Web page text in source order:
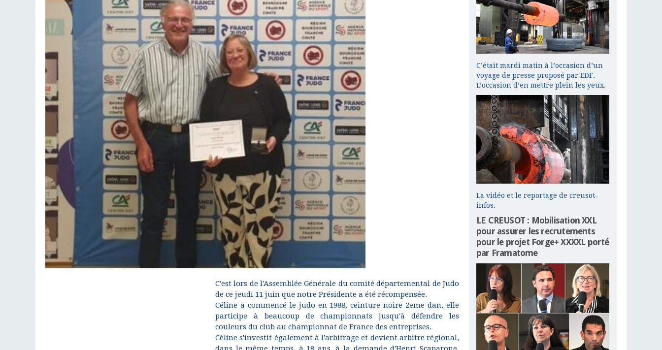
C'est lors de l'Assemblée Générale du comité départemental de Judo
de ce jeudi 11 juin que notre Présidente a été récompensée.
Céline a commencé le judo en 1988, ceinture noire 2eme dan, elle
participe à beaucoup de championnats jusqu'à défendre les
couleurs du club au championnat de France des entreprises.
Céline s'investit également à l'arbitrage et devient arbitre régional,
C’était mardi matin à l’occasion d’un
voyage de presse proposé par EDF.
L’occasion d’en mettre plein les yeux.
La vidéo et le reportage de creusot-
infos.
LE CREUSOT : Mobilisation XXL
pour assurer les recrutements
pour le projet Forge+ XXXXL porté
par Framatome